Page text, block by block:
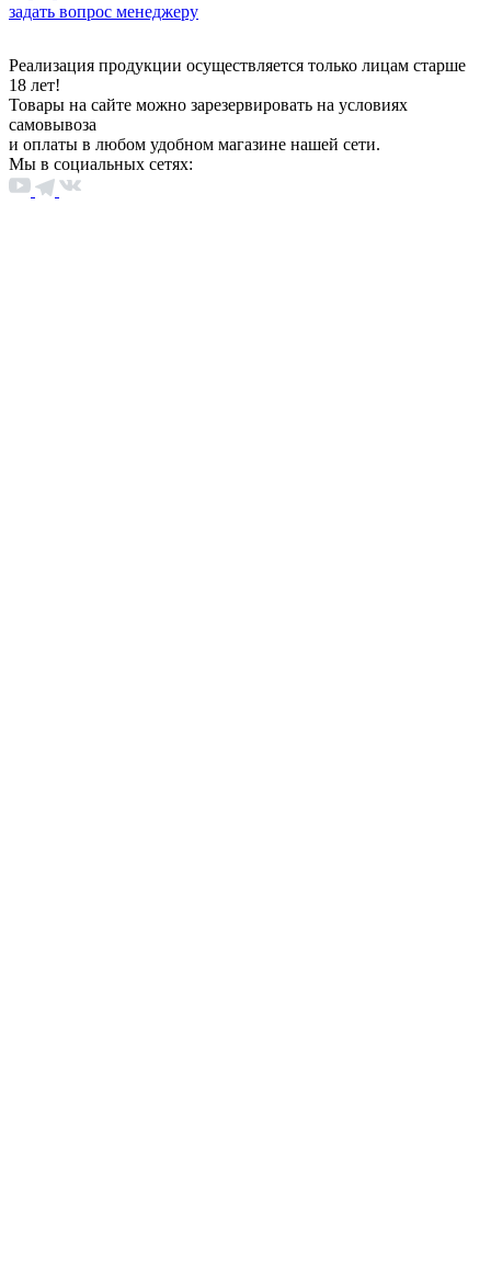
задать вопрос менеджеру
Реализация продукции осуществляется только лицам старше
18 лет!
Товары на сайте можно зарезервировать на условиях
самовывоза
и оплаты в любом удобном магазине нашей сети.
Мы в социальных сетях: